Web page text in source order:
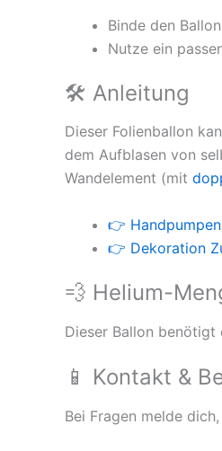
Binde den
Nutze ein
🛠 Anleitung
Dieser Folienballon
dem Aufblasen von
Wandelement (mit
👉
👉 Dekoration
💨 Helium-
Dieser Ballon benötigt
📱 Kontakt &
Bei Fragen melde